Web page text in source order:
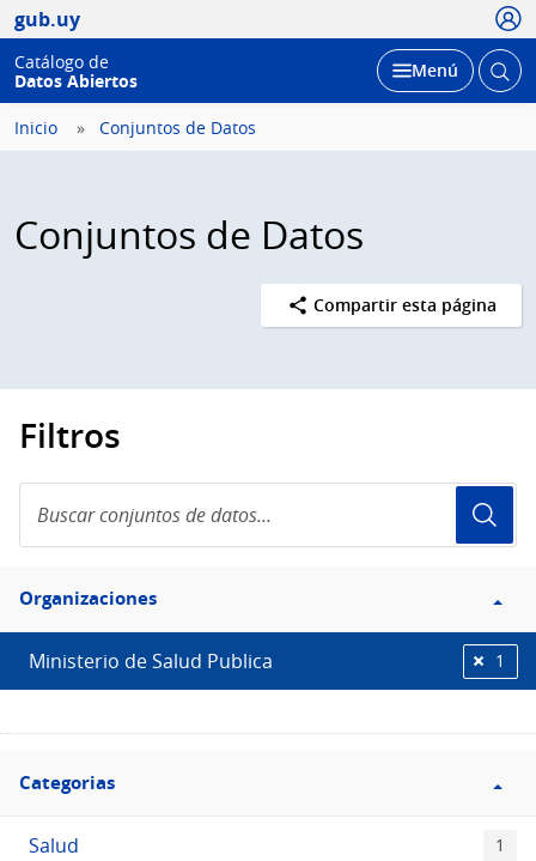
gub.uy
Catálogo de
Datos Abiertos
Desplegar
Menú Abrir
Inicio Conjuntos de Datos
Conjuntos de Datos
Compartir esta página
Filtros
conjuntos
de
Filtro
Organizaciones
Organizaciones
Ministerio de Salud Publica 1
Filtro
Categorias
Categorias
Salud 1